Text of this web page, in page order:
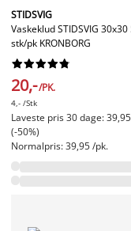
STIDSVIG
Vaskeklud STIDSVIG 30x30
stk/pk KRONBORG






20,-/PK.
4,- /Stk
Laveste pris 30 dage:
(-50%)
Normalpris: 39,95 /pk.